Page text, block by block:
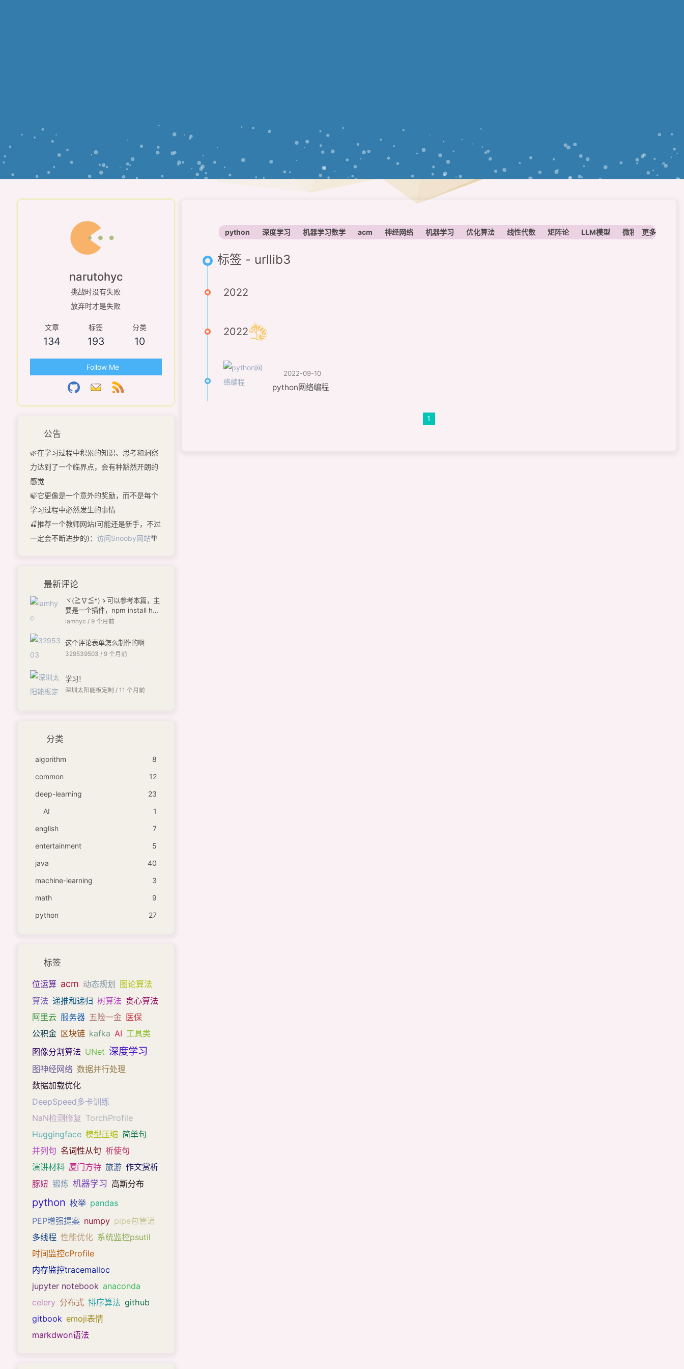
python 深度学习 机器学习数学 acm 神经网络 机器学习 优化算法 线性代数 矩阵论 LLM模型 微积分更多
标签 - urllib3
2022
2022
2022-09-10
python网络编程
1
narutohyc
挑战时没有失败
放弃时才是失败
文章
134
标签
193
分类
10
Follow Me
公告
🌿在学习过程中积累的知识、思考和洞察
力达到了一个临界点，会有种豁然开朗的
感觉
🍃它更像是一个意外的奖励，而不是每个
学习过程中必然发生的事情
🍒推荐一个教师网站(可能还是新手，不过
一定会不断进步的)： 访问Snooby网站🌴
最新评论
ヾ(≧∇≦*)ゝ可以参考本篇，主
要是一个插件，npm install hex
o-butterfly-envelope --save
iamhyc / 9 个月前
这个评论表单怎么制作的啊
329539503 / 9 个月前
学习！
深圳太阳能板定制 / 11 个月前
分类
algorithm
8
common
12
deep-learning
23
AI
1
english
7
entertainment
5
java
40
machine-learning
3
math
9
python
27
标签
位运算 acm 动态规划 图论算法
算法 递推和递归 树算法 贪心算法
阿里云 服务器 五险一金 医保
公积金 区块链 kafka AI 工具类
图像分割算法 UNet 深度学习
图神经网络 数据并行处理
数据加载优化
DeepSpeed多卡训练
NaN检测修复 TorchProfile
Huggingface 模型压缩 简单句
并列句 名词性从句 祈使句
演讲材料 厦门方特 旅游 作文赏析
豚妞 锻炼 机器学习 高斯分布
python 枚举 pandas
PEP增强提案 numpy pipe包管道
多线程 性能优化 系统监控psutil
时间监控cProfile
内存监控tracemalloc
jupyter notebook anaconda
celery 分布式 排序算法 github
gitbook emoji表情
markdwon语法